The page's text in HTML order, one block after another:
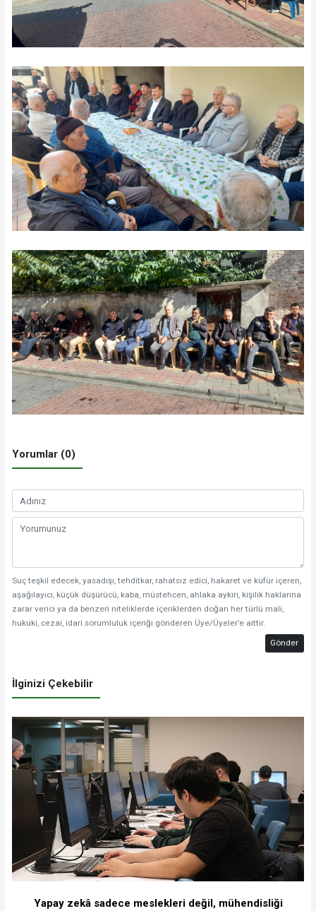
Yorumlar (0)
Suç teşkil edecek, yasadışı, tehditkar, rahatsız edici, hakaret ve küfür içeren,
aşağılayıcı, küçük düşürücü, kaba, müstehcen, ahlaka aykırı, kişilik haklarına
zarar verici ya da benzeri niteliklerde içeriklerden doğan her türlü mali,
hukuki, cezai, idari sorumluluk içeriği gönderen Üye/Üyeler’e aittir.
Gönder
İlginizi Çekebilir
Yapay zekâ sadece meslekleri değil, mühendisliği